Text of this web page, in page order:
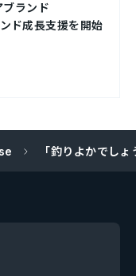
ランド
ド成長支援を開始
「釣りよかでし